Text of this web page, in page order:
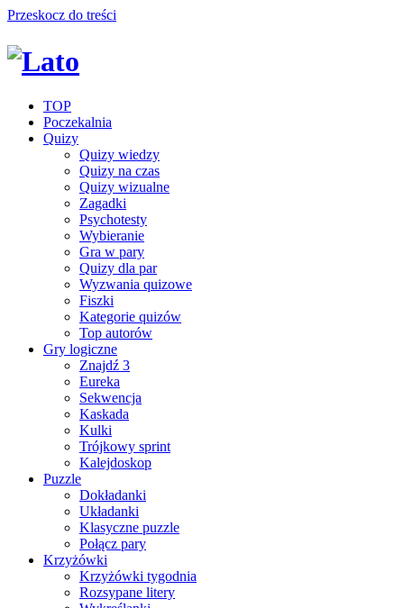
Przeskocz do treści
TOP
Poczekalnia
Quizy
Quizy wiedzy
Quizy na czas
Quizy wizualne
Zagadki
Psychotesty
Wybieranie
Gra w pary
Quizy dla par
Wyzwania quizowe
Fiszki
Kategorie quizów
Top autorów
Gry logiczne
Znajdź 3
Eureka
Sekwencja
Kaskada
Kulki
Trójkowy sprint
Kalejdoskop
Puzzle
Dokładanki
Układanki
Klasyczne puzzle
Połącz pary
Krzyżówki
Krzyżówki tygodnia
Rozsypane litery